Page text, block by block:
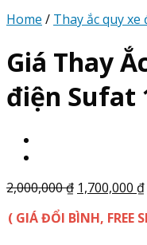
Home / Thay ắc quy xe
Giá Thay
điện Sufat
2,000,000₫ 1,700,000 ₫
( GIÁ ĐỔI BÌNH, FREE